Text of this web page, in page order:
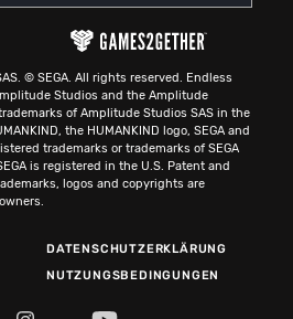
© SEGA. All rights reserved. Endless
Studios and the Amplitude
of Amplitude Studios SAS in the
the HUMANKIND logo, SEGA and
trademarks or trademarks of SEGA
is registered in the U.S. Patent and
logos and copyrights are
DATENSCHUTZERKLÄRUNG
NUTZUNGSBEDINGUNGEN